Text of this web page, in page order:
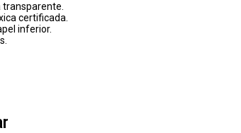
transparente.
certificada.
inferior.